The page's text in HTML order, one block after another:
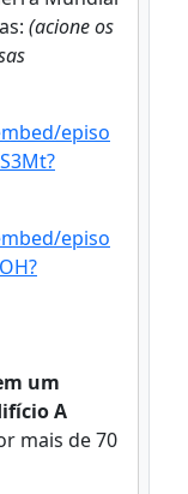
(acione os
episo
episo
um
A
mais de 70